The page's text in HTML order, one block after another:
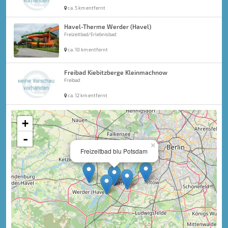
ca. 5 km entfernt
Havel-Therme Werder (Havel)
Freizeitbad/Erlebnisbad
ca. 10 km entfernt
Freibad Kiebitzberge Kleinmachnow
Freibad
ca. 12 km entfernt
×
Freizeitbad blu Potsdam
+
-